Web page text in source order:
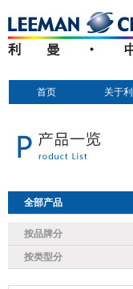
首页 关于
全部产品
按品牌分
按类型分